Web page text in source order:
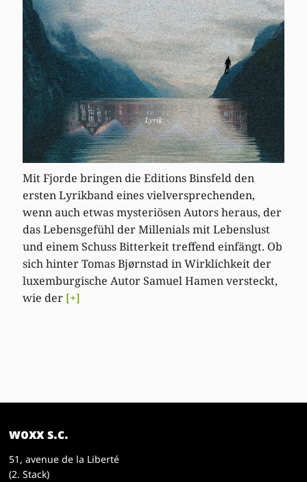
Mit Fjorde bringen die Editions Binsfeld den
ersten Lyrikband eines vielversprechenden,
wenn auch etwas mysteriösen Autors heraus, der
das Lebensgefühl der Millenials mit Lebenslust
und einem Schuss Bitterkeit treffend einfängt. Ob
sich hinter Tomas Bjørnstad in Wirklichkeit der
luxemburgische Autor Samuel Hamen versteckt,
wie der [+]
woxx s.c.
51, avenue de la Liberté
(2. Stack)